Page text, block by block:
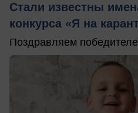
Стали известны
конкурса «Я на
Поздравляем